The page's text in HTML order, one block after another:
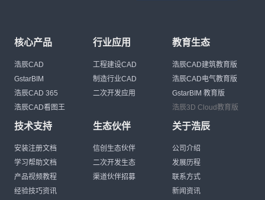
核心产品
浩辰CAD
GstarBIM
浩辰CAD 365
浩辰CAD看图王
行业应用
工程建设CAD
制造行业CAD
二次开发应用
教育生态
浩辰CAD建筑教育版
浩辰CAD电气教育版
GstarBIM 教育版
浩辰3D Cloud教育版
技术支持
安装注册文档
学习帮助文档
产品视频教程
经验技巧资讯
生态伙伴
信创生态伙伴
二次开发生态
渠道伙伴招募
关于浩辰
公司介绍
发展历程
联系方式
新闻资讯